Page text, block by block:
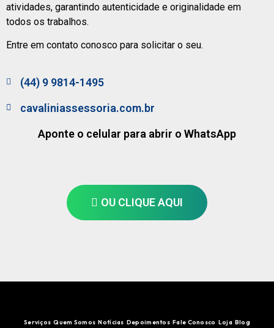
atividades, garantindo autenticidade e originalidade em
todos os trabalhos.
Entre em contato conosco para solicitar o seu.
(44) 9 9814-1495
cavaliniassessoria.com.br
Aponte o celular para abrir o WhatsApp
OU CLIQUE AQUI
Serviços Quem Somos Notícias Depoimentos Fale Conosco Loja Blog